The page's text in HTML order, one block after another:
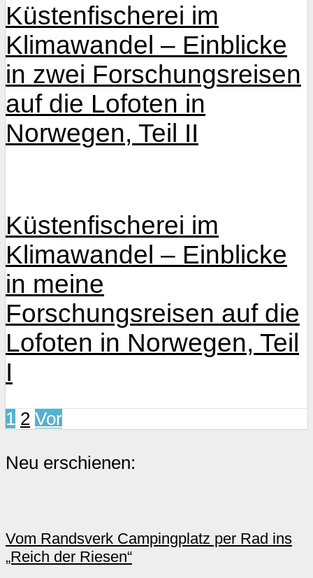
Küstenfischerei im
Klimawandel – Einblicke
in zwei Forschungsreisen
auf die Lofoten in
Norwegen, Teil II
Küstenfischerei im
Klimawandel – Einblicke
in meine
Forschungsreisen auf die
Lofoten in Norwegen, Teil
I
1 2 Vor
Neu erschienen:
Vom Randsverk Campingplatz per Rad ins
„Reich der Riesen“